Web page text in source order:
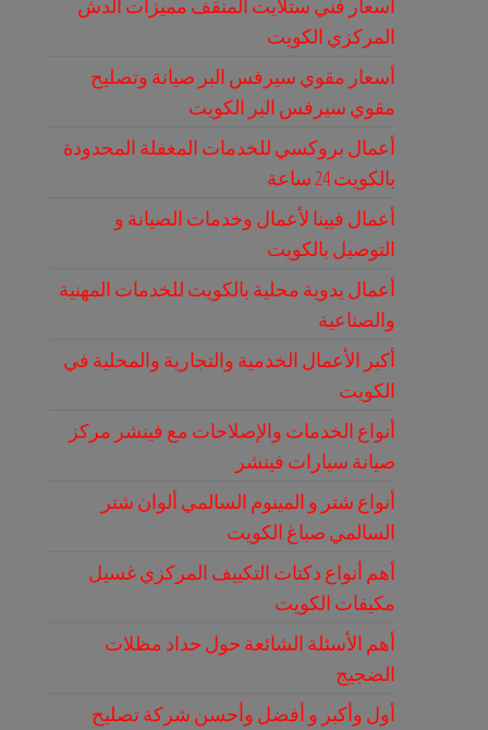
أسعار فني ستلايت المنقف مميزات الدش
المركزي الكويت
أسعار مقوي سيرفس البر صيانة وتصليح
مقوي سيرفس البر الكويت
أعمال بروكسي للخدمات المغفلة المحدودة
بالكويت 24 ساعة
أعمال فيينا لأعمال وخدمات الصيانة و
التوصيل بالكويت
أعمال يدوية محلية بالكويت للخدمات المهنية
والصناعية
أكبر الأعمال الخدمية والتجارية والمحلية في
الكويت
أنواع الخدمات والإصلاحات مع فينشر مركز
صيانة سيارات فينشر
أنواع شتر و المينوم السالمي ألوان شتر
السالمي صباغ الكويت
أهم أنواع دكتات التكييف المركزي غسيل
مكيفات الكويت
أهم الأسئلة الشائعة حول حداد مظلات
الضجيج
أول وأكبر و أفضل وأحسن شركة تصليح